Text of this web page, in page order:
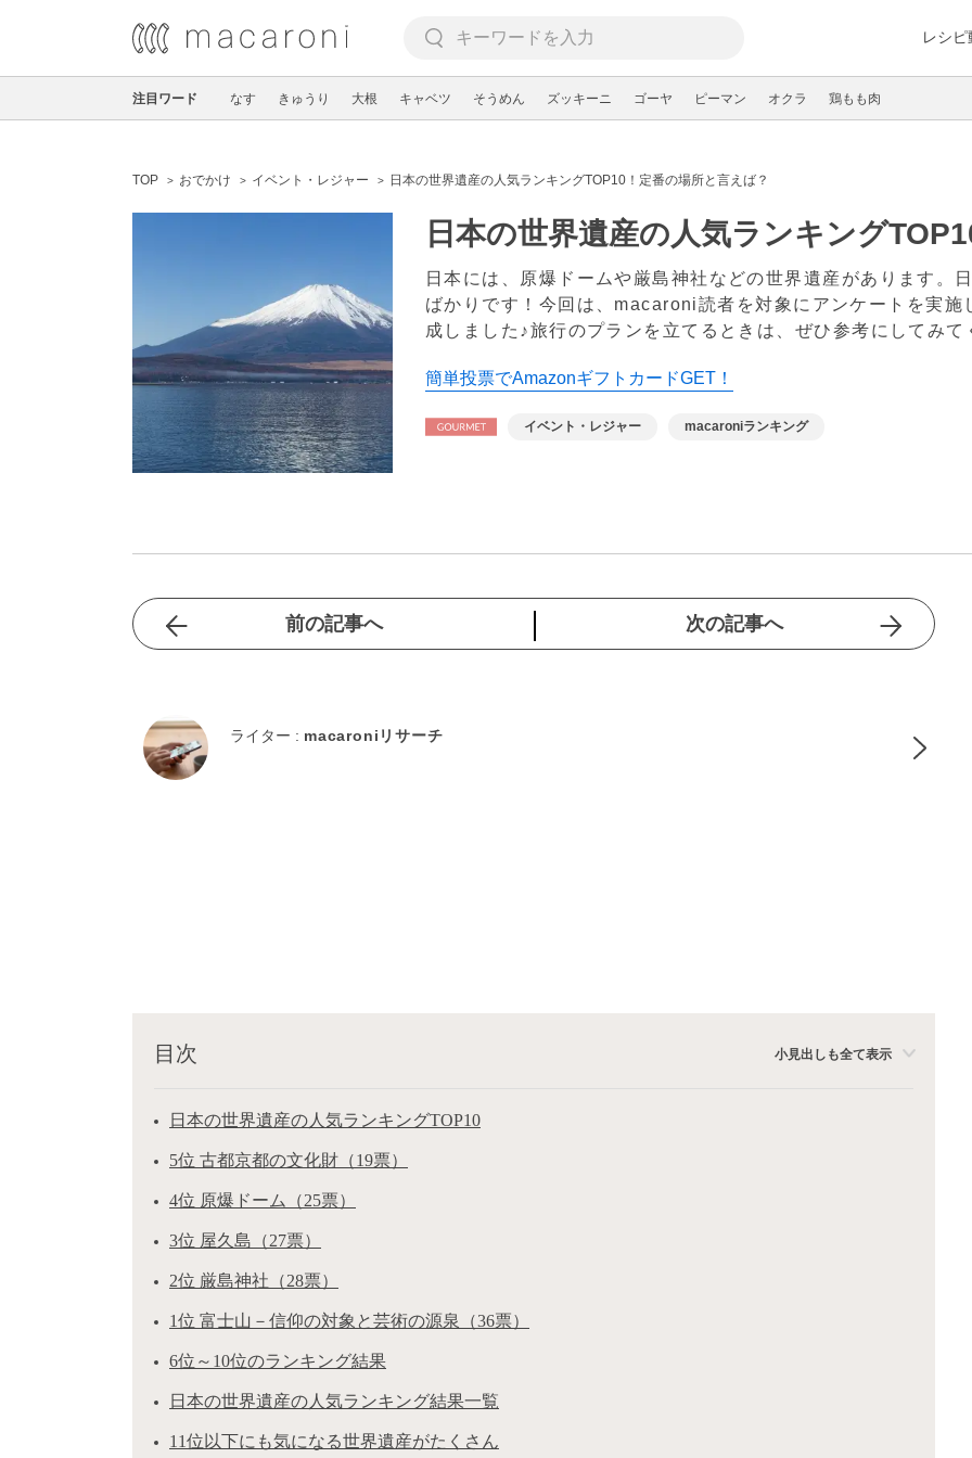
レシピ
注目ワード なす きゅうり 大根 キャベツ そうめん ズッキーニ ゴーヤ ピーマン オクラ 鶏もも肉
TOP おでかけ イベント・レジャー 日本の世界遺産の人気ランキングTOP10！定番の場所と言えば？
日本の世界遺産の人気ランキング
日本には、原爆ドームや厳島神社などの世界遺産があります。
ばかりです！今回は、macaroni読者を対象にアンケートを実
成しました♪旅行のプランを立てるときは、ぜひ参考にしてみ
簡単投票でAmazonギフトカードGET！
イベント・レジャー macaroniランキング
前の記事へ 次の記事へ
ライター : macaroniリサーチ
目次 小見出しも全て表示
日本の世界遺産の人気ランキングTOP10
5位 古都京都の文化財（19票）
4位 原爆ドーム（25票）
3位 屋久島（27票）
2位 厳島神社（28票）
1位 富士山－信仰の対象と芸術の源泉（36票）
6位～10位のランキング結果
日本の世界遺産の人気ランキング結果一覧
11位以下にも気になる世界遺産がたくさん